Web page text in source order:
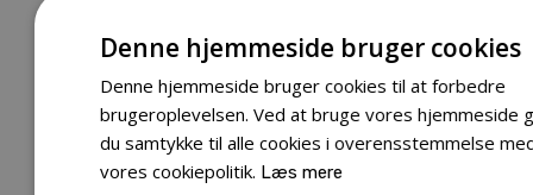
Tilbehør Buskryddere og Trimmere
Tilbehør Entreprenørudstyr
Tilbehør Havetraktor
Tilbehør Hækkeklippere
Tilbehør Motorsav
Denne hjemmeside bruger cookies
Denne hjemmeside bruger cookies til at forbedre
brugeroplevelsen. Ved at bruge vores hjemmeside
du samtykke til alle cookies i overensstemmelse
vores cookiepolitik. Læs mere